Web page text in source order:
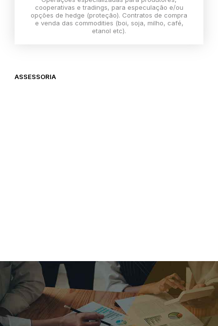
cooperativas e tradings, para especulação e/ou
opções de hedge (proteção). Contratos de compra
e venda das commodities (boi, soja, milho, café,
etanol etc).
ASSESSORIA